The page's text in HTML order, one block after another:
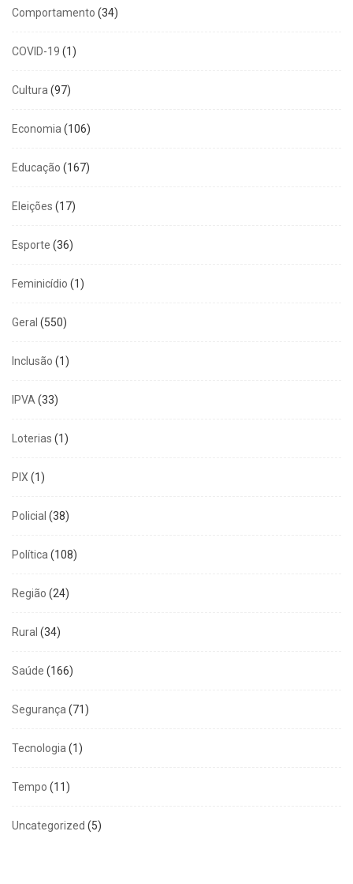
Comportamento (34)
COVID-19 (1)
Cultura (97)
Economia (106)
Educação (167)
Eleições (17)
Esporte (36)
Feminicídio (1)
Geral (550)
Inclusão (1)
IPVA (33)
Loterias (1)
PIX (1)
Policial (38)
Política (108)
Região (24)
Rural (34)
Saúde (166)
Segurança (71)
Tecnologia (1)
Tempo (11)
Uncategorized (5)